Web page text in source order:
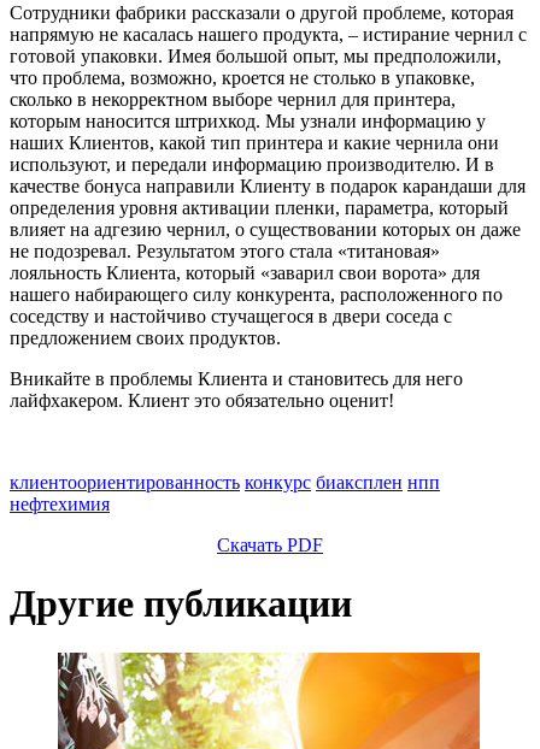
Сотрудники фабрики рассказали о другой проблеме, которая
напрямую не касалась нашего продукта, – истирание чернил с
готовой упаковки. Имея большой опыт, мы предположили,
что проблема, возможно, кроется не столько в упаковке,
сколько в некорректном выборе чернил для принтера,
которым наносится штрихкод. Мы узнали информацию у
наших Клиентов, какой тип принтера и какие чернила они
используют, и передали информацию производителю. И в
качестве бонуса направили Клиенту в подарок карандаши для
определения уровня активации пленки, параметра, который
влияет на адгезию чернил, о существовании которых он даже
не подозревал. Результатом этого стала «титановая»
лояльность Клиента, который «заварил свои ворота» для
нашего набирающего силу конкурента, расположенного по
соседству и настойчиво стучащегося в двери соседа с
предложением своих продуктов.
Вникайте в проблемы Клиента и становитесь для него
лайфхакером. Клиент это обязательно оценит!
клиентоориентированность конкурс биаксплен нпп
нефтехимия
Скачать PDF
Другие публикации